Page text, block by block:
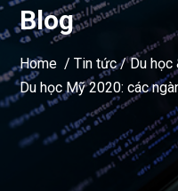
Blog
Home /Tin tức/Du
Du học Mỹ 2020: các